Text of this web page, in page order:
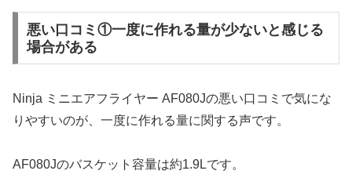
悪い口コミ①一度に作れる量が少ないと感じる
場合がある
Ninja ミニエアフライヤー AF080Jの悪い口コミで気にな
りやすいのが、一度に作れる量に関する声です。
AF080Jのバスケット容量は約1.9Lです。